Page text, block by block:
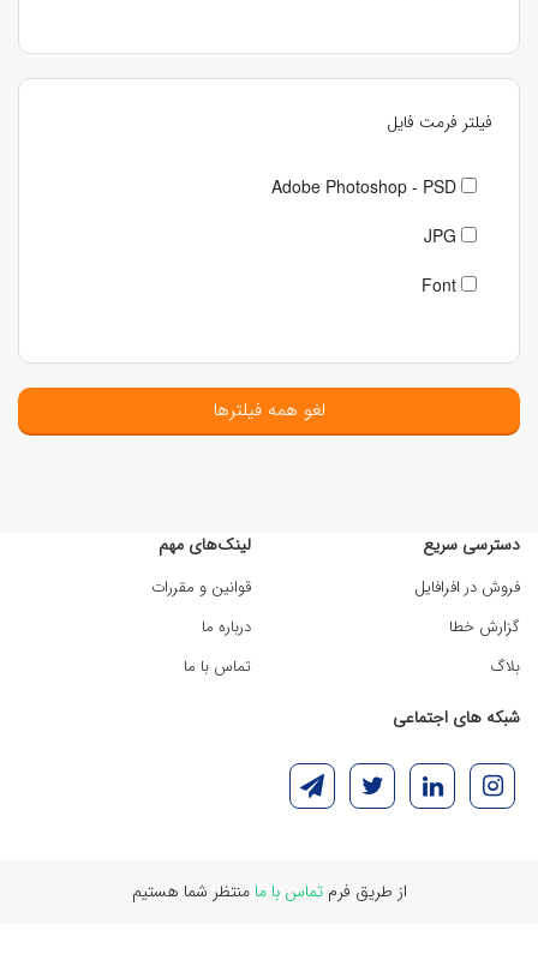
فیلتر فرمت فایل
Adobe Photoshop - PSD
JPG
Font
لغو همه فیلترها
دسترسی سریع
فروش در افرافایل
گزارش خطا
بلاگ
لینک‌های مهم
قوانین و مقررات
درباره ما
تماس با ما
شبکه های اجتماعی
از طریق فرمتماس با ما منتظر شما هستیم